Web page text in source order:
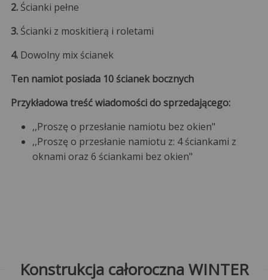
2.Ścianki pełne
3.Ścianki z moskitierą i roletami
4.Dowolny mix ścianek
Ten namiot posiada 10 ścianek bocznych
Przykładowa treść wiadomości do sprzedającego:
,,Proszę o przesłanie namiotu bez okien"
,,Proszę o przesłanie namiotu z: 4 ściankami z
oknami oraz 6 ściankami bez okien"
Konstrukcja całoroczna WINTER